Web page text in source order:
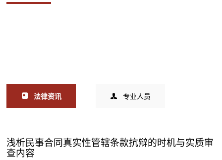
法律资讯 专业人员
浅析民事合同真实性管辖条款抗辩的时机与实质审
查内容